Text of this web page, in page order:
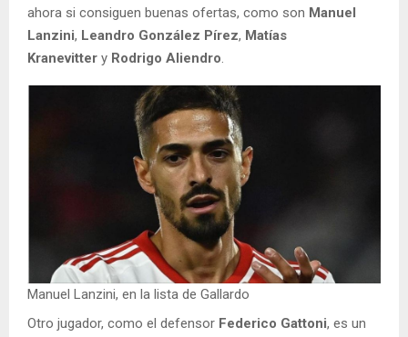
ahora si consiguen buenas ofertas, como son Manuel
Lanzini, Leandro González Pírez, Matías
Kranevitter y Rodrigo Aliendro.
Manuel Lanzini, en la lista de Gallardo
Otro jugador, como el defensor Federico Gattoni, es un